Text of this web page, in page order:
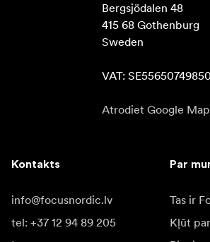
Bergsjödalen 48
415 68 Gothenburg
Sweden
VAT:
Atrodiet Google
Kontakts
info@focusnordic.lv
tel: +37 12 94 89 205
Par
Tas ir
Kļūt